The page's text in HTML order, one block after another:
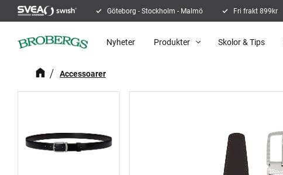
Göteborg - Stockholm - Malmö Fri frakt 899kr
Nyheter Produkter Skolor & Tips
Accessoarer